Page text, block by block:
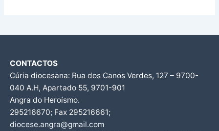
CONTACTOS
Cúria diocesana: Rua dos Canos Verdes, 127 – 9700-
040 A.H, Apartado 55, 9701-901
Angra do Heroísmo.
295216670; Fax 295216661;
diocese.angra@gmail.com